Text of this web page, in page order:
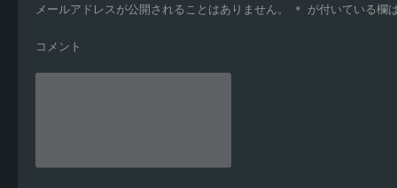
メールアドレスが公開されることはありません。 * が付いている欄
コメント